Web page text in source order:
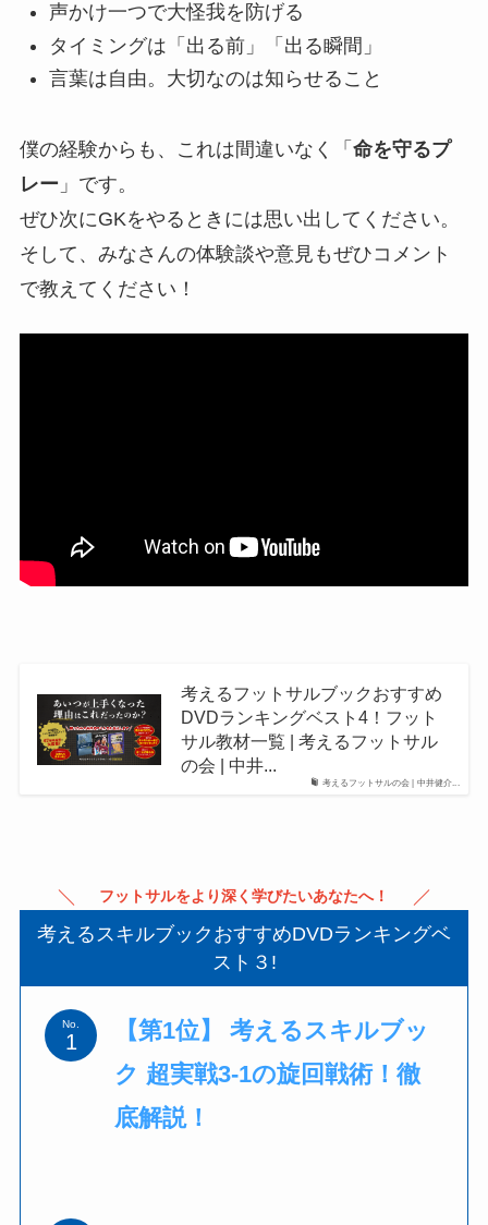
声かけ一つで大怪我を防げる
タイミングは「出る前」「出る瞬間」
言葉は自由。大切なのは知らせること
僕の経験からも、これは間違いなく「 命を守るプ
レー 」です。
ぜひ次にGKをやるときには思い出してください。
そして、みなさんの体験談や意見もぜひコメント
で教えてください！
考えるフットサルの会 | 中井健介...
考えるフットサルブックおすすめ
DVDランキングベスト4！フット
サル教材一覧 | 考えるフットサル
の会 | 中井...
フットサルをより深く学びたいあなたへ！
考えるスキルブックおすすめDVDランキングベ
スト３!
No.
【第1位】 考えるスキルブッ
ク 超実戦3-1の旋回戦術！徹
底解説！